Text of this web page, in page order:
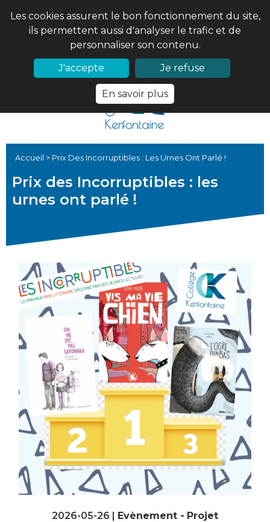
Les cookies assurent le bon fonctionnement du site,
ils permettent aussi d'analyser le trafic et de
personnaliser son contenu.
J'accepte
Je refuse
En savoir plus
02 97 56 61 18
Accueil > Prix Des Incorruptibles : Les Urnes Ont Parlé !
Prix des Incorruptibles : les
urnes ont parlé !
2026-05-26 | Evènement
Projet